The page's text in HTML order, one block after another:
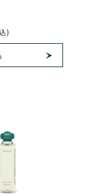
)